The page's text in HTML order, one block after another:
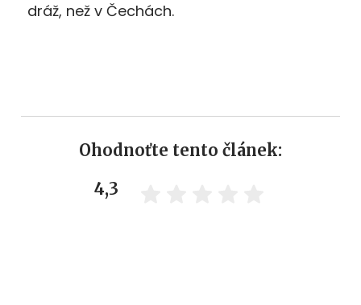
dráž, než v Čechách.
Ohodnoťte tento článek:
4,3